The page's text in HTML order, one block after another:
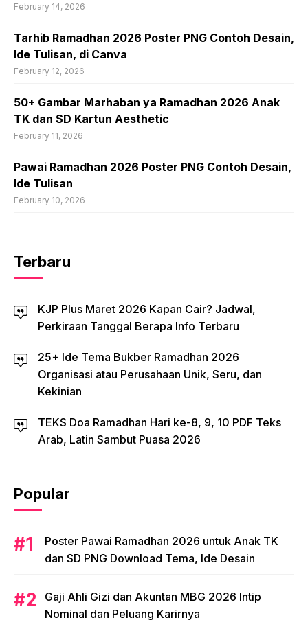
February 14, 2026
Tarhib Ramadhan 2026 Poster PNG Contoh Desain,
Ide Tulisan, di Canva
February 12, 2026
50+ Gambar Marhaban ya Ramadhan 2026 Anak
TK dan SD Kartun Aesthetic
February 11, 2026
Pawai Ramadhan 2026 Poster PNG Contoh Desain,
Ide Tulisan
February 10, 2026
Terbaru
KJP Plus Maret 2026 Kapan Cair? Jadwal,
Perkiraan Tanggal Berapa Info Terbaru
25+ Ide Tema Bukber Ramadhan 2026
Organisasi atau Perusahaan Unik, Seru, dan
Kekinian
TEKS Doa Ramadhan Hari ke-8, 9, 10 PDF Teks
Arab, Latin Sambut Puasa 2026
Popular
Poster Pawai Ramadhan 2026 untuk Anak TK
dan SD PNG Download Tema, Ide Desain
Gaji Ahli Gizi dan Akuntan MBG 2026 Intip
Nominal dan Peluang Karirnya